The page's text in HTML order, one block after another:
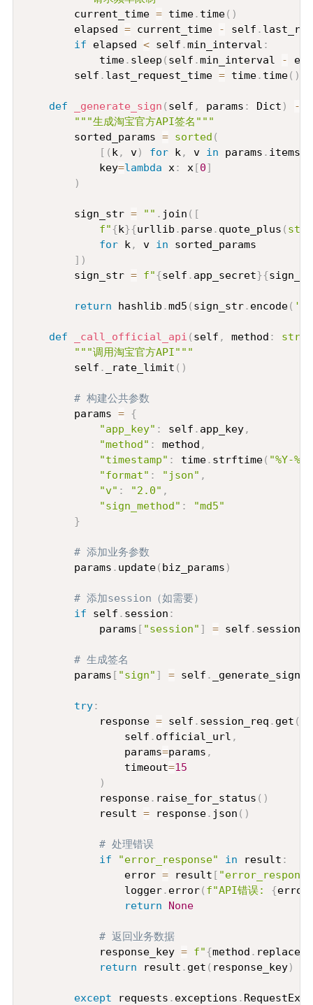
        current_time
= time. time( )
        elapsed
= current_time - self .
if elapsed < self .min_interval :
            time
. sleep ( self .min_interval -
        self
. last_request_time = time. time( )
def _generate_sign ( self , params : Dict ) -
"""生成淘宝官方API签名"""
        sorted_params
= sorted (
[ ( k, v) for k, v in params . items
            key
=lambda x: x[0]
)
        sign_str
= "" . join ( [
f"{k}{urllib . parse. quote_plus ( str
for k, v in sorted_params
] )
        sign_str
= f"{self . app_secret}{
return hashlib .md5 ( sign_str. encode(
def _call_official_api ( self , method : str
"""调用淘宝官方API"""
        self
. _rate_limit ( )
# 构建公共参数
        params
= {
"app_key" : self . app_key,
"method" : method ,
"timestamp" : time. strftime( "%Y-
"format" : "json" ,
"v" : "2.0" ,
"sign_method" :
"md5"
}
# 添加业务参数
        params
. update( biz_params )
# 添加session（如需要）
if self . session :
            params
[ "session" ] = self . session
# 生成签名
        params
[ "sign" ] = self . _generate_sign
try:
            response
= self . session_req . get (
                self
. official_url ,
                params
=params ,
                timeout
=15
)
            response
. raise_for_status ( )
            result
= response. json ( )
# 处理错误
if
"error_response" in result :
                error
= result [
                logger
. error( f"API错误: {error
return
None
# 返回业务数据
            response_key
= f"{method . replace
return result . get ( response_key)
except requests . exceptions .